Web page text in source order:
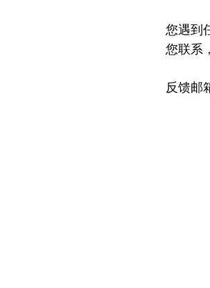
您遇到
您联系
反馈邮